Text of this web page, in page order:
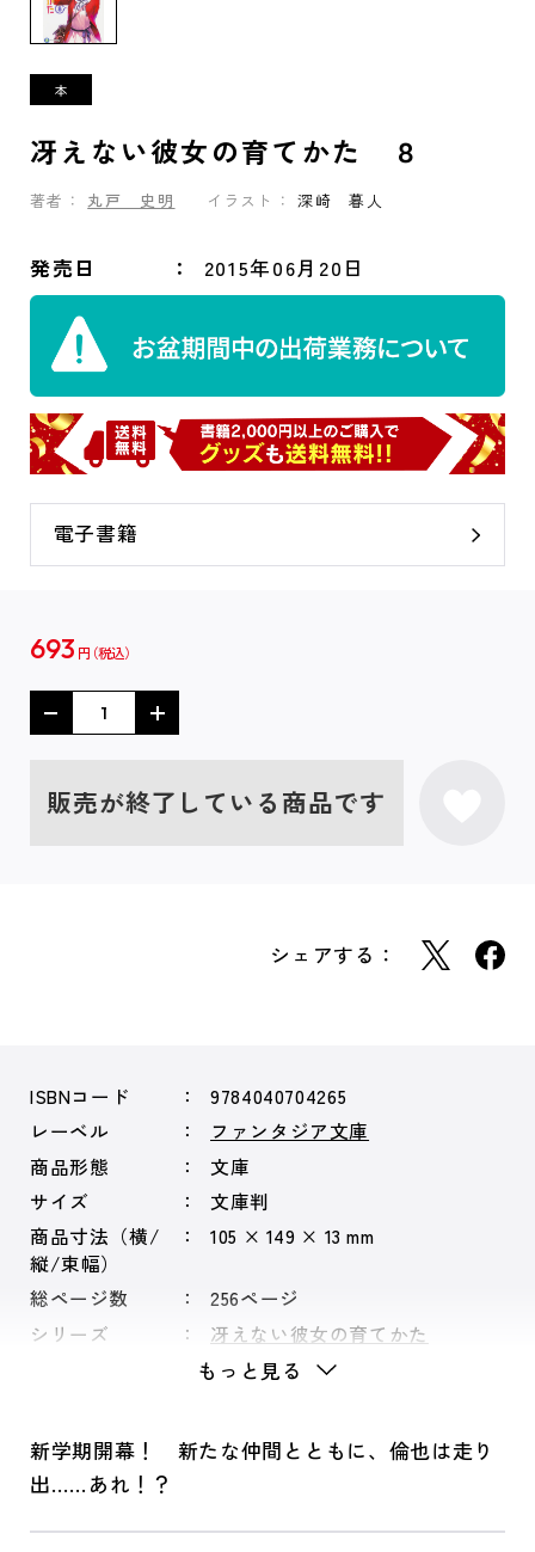
冴えない彼女の育てかた ８
著者： 丸戸 史明 イラスト： 深崎 暮人
発売日 2015年06月20日
電子書籍
693 円
販売が終了している商品です
シェアする：
ISBNコード
9784040704265
レーベル
ファンタジア文庫
商品形態
文庫
サイズ
文庫判
商品寸法（横/
縦/束幅）
105 × 149 × 13 mm
総ページ数
256ページ
シリーズ
冴えない彼女の育てかた
もっと見る
新学期開幕！ 新たな仲間とともに、倫也は走り
出……あれ！？